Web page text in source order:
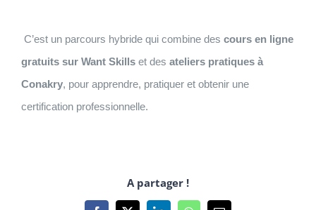
C’est un parcours hybride qui combine des cours en ligne
gratuits sur Want Skills et des ateliers pratiques à
Conakry, pour apprendre, pratiquer et obtenir une
certification professionnelle.
A partager !